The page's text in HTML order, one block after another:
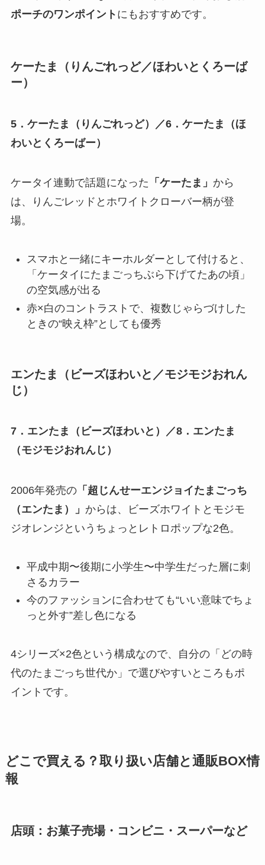
ポーチのワンポイント にもおすすめです。
ケーたま（りんごれっど／ほわいとくろーば
ー）
5．ケーたま（りんごれっど）／6．ケーたま（ほ
わいとくろーばー）
ケータイ連動で話題になった 「ケーたま」 から
は、りんごレッドとホワイトクローバー柄が登
場。
スマホと一緒にキーホルダーとして付けると、
「ケータイにたまごっちぶら下げてたあの頃」
の空気感が出る
赤×白のコントラストで、複数じゃらづけした
ときの“映え枠”としても優秀
エンたま（ビーズほわいと／モジモジおれん
じ）
7．エンたま（ビーズほわいと）／8．エンたま
（モジモジおれんじ）
2006年発売の「超じんせーエンジョイたまごっち
（エンたま）」 からは、ビーズホワイトとモジモ
ジオレンジというちょっとレトロポップな2色。
平成中期〜後期に小学生〜中学生だった層に刺
さるカラー
今のファッションに合わせても“いい意味でちょ
っと外す”差し色になる
4シリーズ×2色という構成なので、自分の「どの時
代のたまごっち世代か」で選びやすいところもポ
イントです。
どこで買える？取り扱い店舗と通販BOX情
報
店頭：お菓子売場・コンビニ・スーパーなど